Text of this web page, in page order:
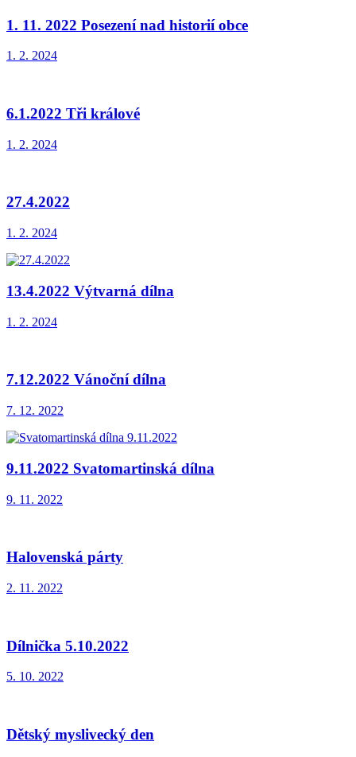
1. 11. 2022 Posezení nad historií obce
1. 2. 2024
6.1.2022 Tři králové
1. 2. 2024
27.4.2022
1. 2. 2024
13.4.2022 Výtvarná dílna
1. 2. 2024
7.12.2022 Vánoční dílna
7. 12. 2022
9.11.2022 Svatomartinská dílna
9. 11. 2022
Halovenská párty
2. 11. 2022
Dílnička 5.10.2022
5. 10. 2022
Dětský myslivecký den